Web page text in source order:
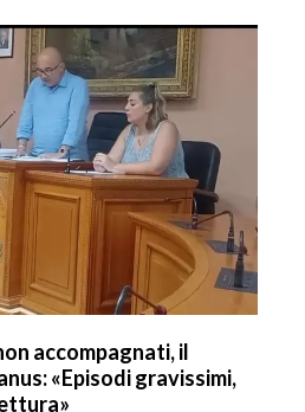
accompagnati, il
«Episodi gravissimi,